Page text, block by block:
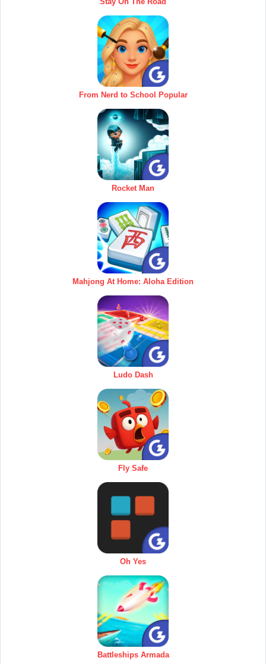
From Nerd to School Popular
Rocket Man
Mahjong At Home: Aloha Edition
Ludo Dash
Fly Safe
Oh Yes
Battleships Armada